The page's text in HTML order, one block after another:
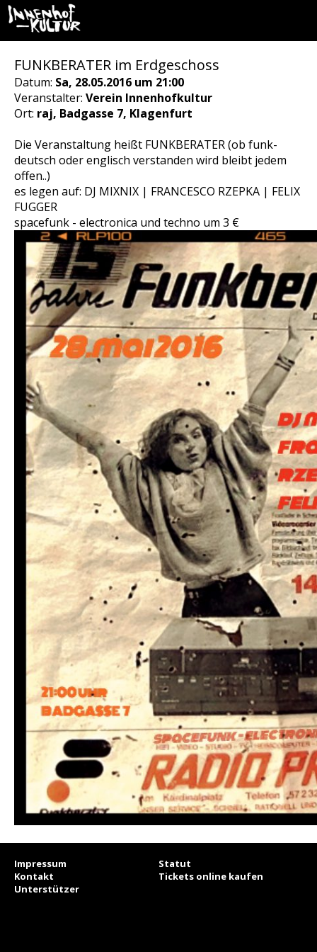
FUNKBERATER im Erdgeschoss
Datum: Sa, 28.05.2016 um 21:00
Veranstalter: Verein Innenhofkultur
Ort: raj, Badgasse 7, Klagenfurt
Die Veranstaltung heißt FUNKBERATER (ob funk-
deutsch oder englisch verstanden wird bleibt jedem
offen..)
es legen auf: DJ MIXNIX | FRANCESCO RZEPKA | FELIX
FUGGER
spacefunk - electronica und techno um 3 €
Impressum
Statut
Kontakt
Tickets online kaufen
Unterstützer